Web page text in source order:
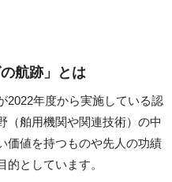
航跡」とは
2022年度から実施している認
（舶用機関や関連技術）の中
価値を持つものや先人の功績
としています。